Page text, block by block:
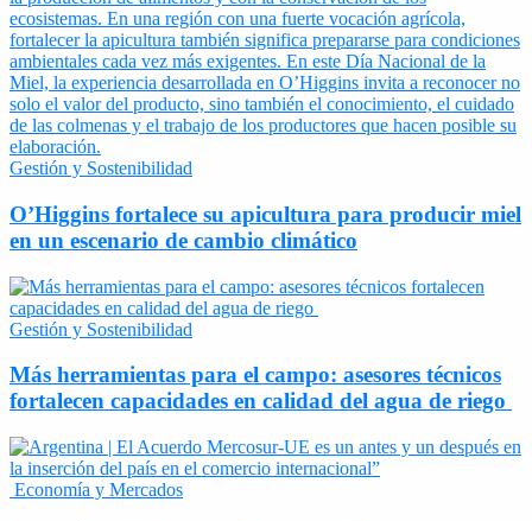
Gestión y Sostenibilidad
O’Higgins fortalece su apicultura para producir miel
en un escenario de cambio climático
Gestión y Sostenibilidad
Más herramientas para el campo: asesores técnicos
fortalecen capacidades en calidad del agua de riego
Economía y Mercados